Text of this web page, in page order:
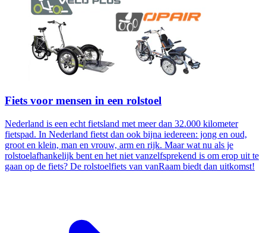
Fiets voor mensen in een rolstoel
Nederland is een echt fietsland met meer dan 32.000 kilometer
fietspad. In Nederland fietst dan ook bijna iedereen: jong en oud,
groot en klein, man en vrouw, arm en rijk. Maar wat nu als je
rolstoelafhankelijk bent en het niet vanzelfsprekend is om erop uit te
gaan op de fiets? De rolstoelfiets van vanRaam biedt dan uitkomst!